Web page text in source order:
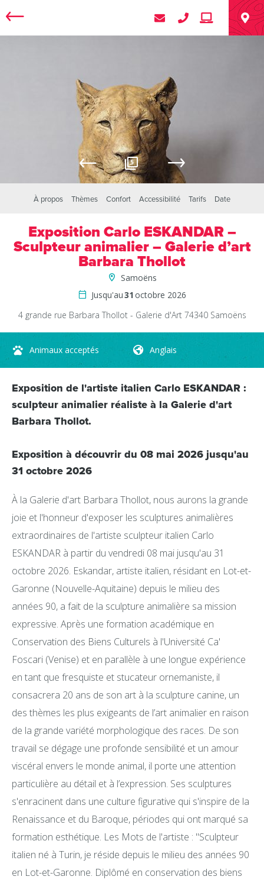
5
À propos Thèmes Confort Accessibilité Tarifs Date
Exposition Carlo ESKANDAR –
Sculpteur animalier – Galerie d’art
Barbara Thollot
Samoëns
Jusqu'au31 octobre 2026
4 grande rue Barbara Thollot - Galerie d'Art 74340 Samoëns
Animaux acceptés Anglais
Exposition de l'artiste italien Carlo ESKANDAR :
sculpteur animalier réaliste à la Galerie d'art
Barbara Thollot.
Exposition à découvrir du 08 mai 2026 jusqu'au
31 octobre 2026
À la Galerie d'art Barbara Thollot, nous aurons la grande
joie et l'honneur d'exposer les sculptures animalières
extraordinaires de l'artiste sculpteur italien Carlo
ESKANDAR à partir du vendredi 08 mai jusqu'au 31
octobre 2026. Eskandar, artiste italien, résidant en Lot-et-
Garonne (Nouvelle-Aquitaine) depuis le milieu des
années 90, a fait de la sculpture animalière sa mission
expressive. Après une formation académique en
Conservation des Biens Culturels à l'Université Ca'
Foscari (Venise) et en parallèle à une longue expérience
en tant que fresquiste et stucateur ornemaniste, il
consacrera 20 ans de son art à la sculpture canine, un
des thèmes les plus exigeants de l’art animalier en raison
de la grande variété morphologique des races. De son
travail se dégage une profonde sensibilité et un amour
viscéral envers le monde animal, il porte une attention
particulière au détail et à l’expression. Ses sculptures
s'enracinent dans une culture figurative qui s'inspire de la
Renaissance et du Baroque, périodes qui ont marqué sa
formation esthétique. Les Mots de l'artiste : "Sculpteur
italien né à Turin, je réside depuis le milieu des années 90
en Lot-et-Garonne. Diplômé en conservation des biens